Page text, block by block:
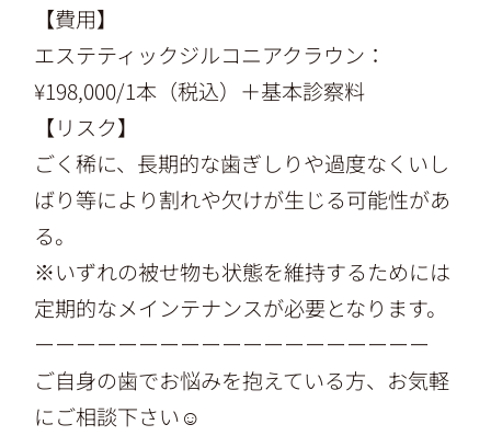
【費用】
エステティックジルコニアクラウン：
¥198,000/1本（税込）＋基本診察料
【リスク】
ごく稀に、長期的な歯ぎしりや過度なくいし
ばり等により割れや欠けが生じる可能性があ
る。
※いずれの被せ物も状態を維持するためには
定期的なメインテナンスが必要となります。
ーーーーーーーーーーーーーーーーーーー
ご自身の歯でお悩みを抱えている方、お気軽
にご相談下さい☺